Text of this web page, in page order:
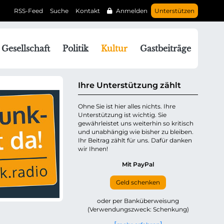
Unterstützen
Anmelden
Kontakt
Suche
RSS-Feed
Gesellschaft Politik Kultur Gastbeiträge
Ihre Unterstützung zählt
Ohne Sie ist hier alles nichts. Ihre
Unterstützung ist wichtig. Sie
gewährleistet uns weiterhin so kritisch
und unabhängig wie bisher zu bleiben.
Ihr Beitrag zählt für uns. Dafür danken
wir Ihnen!
Mit PayPal
Geld schenken
oder per Banküberweisung
(Verwendungszweck: Schenkung)